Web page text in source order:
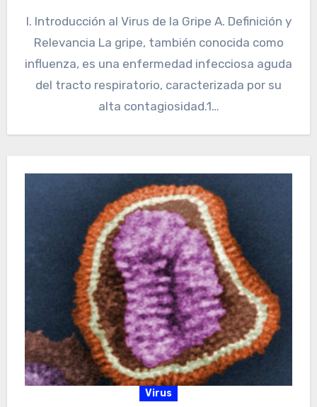
I. Introducción al Virus de la Gripe A. Definición y
Relevancia La gripe, también conocida como
influenza, es una enfermedad infecciosa aguda
del tracto respiratorio, caracterizada por su
alta contagiosidad.1…
Virus